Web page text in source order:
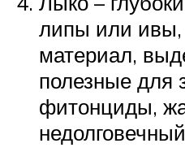
липы или ивы,
материал,
полезные для
фитонциды,